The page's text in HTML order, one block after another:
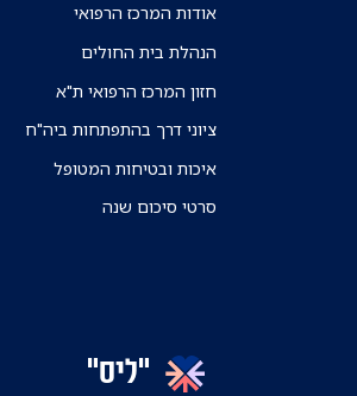
אודות המרכז הרפואי
הנהלת בית החולים
חזון המרכז הרפואי ת"א
ציוני דרך בהתפתחות ביה"ח
איכות ובטיחות המטופל
סרטי סיכום שנה
"ליס"